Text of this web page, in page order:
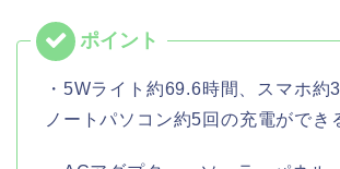
・5Wライト約69.6時間、スマホ約
ノートパソコン約5回の充電ができ